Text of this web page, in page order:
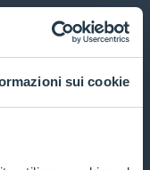
sui cookie